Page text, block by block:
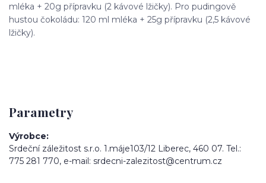
mléka + 20g přípravku (2 kávové lžičky). Pro pudingově
hustou čokoládu: 120 ml mléka + 25g přípravku (2,5 kávové
lžičky).
Parametry
Výrobce
Srdeční záležitost s.r.o. 1.máje103/12 Liberec, 460 07. Tel.:
775 281 770, e-mail: srdecni-zalezitost@centrum.cz